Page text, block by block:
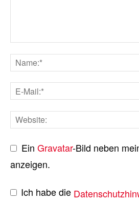
EinGravatar-Bild neben
anzeigen.
Ich habe die